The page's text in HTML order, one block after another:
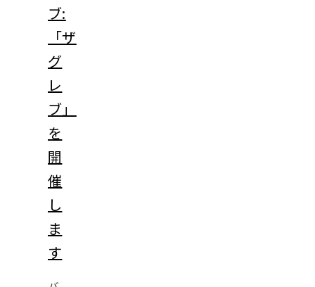
ブ:
「ザ
グ
レ
ブ」
を
開
催
し
ま
す